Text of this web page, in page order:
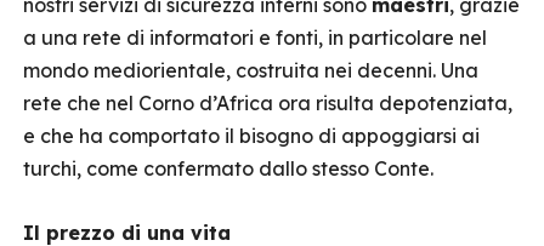
nostri servizi di sicurezza interni sono maestri, grazie
a una rete di informatori e fonti, in particolare nel
mondo mediorientale, costruita nei decenni. Una
rete che nel Corno d’Africa ora risulta depotenziata,
e che ha comportato il bisogno di appoggiarsi ai
turchi, come confermato dallo stesso Conte.
Il prezzo di una vita